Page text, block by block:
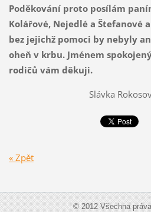
Poděkování proto posílám
Kolářové, Nejedlé a Štefanové
bez jejichž pomoci by nebyly
oheň v krbu. Jménem
rodičů vám děkuji.
Slávka
« Zpět
© 2012 Všechna